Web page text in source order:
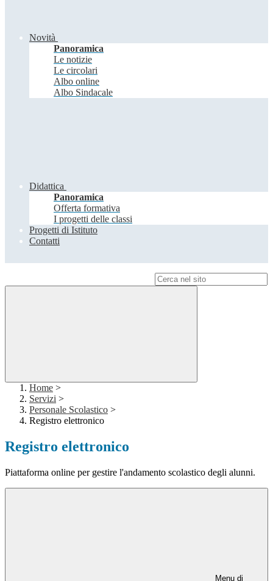
Novità
Panoramica
Le notizie
Le circolari
Albo online
Albo Sindacale
Didattica
Panoramica
Offerta formativa
I progetti delle classi
Progetti di Istituto
Contatti
Home >
Servizi >
Personale Scolastico >
Registro elettronico
Registro elettronico
Piattaforma online per gestire l'andamento scolastico degli alunni.
Menu di